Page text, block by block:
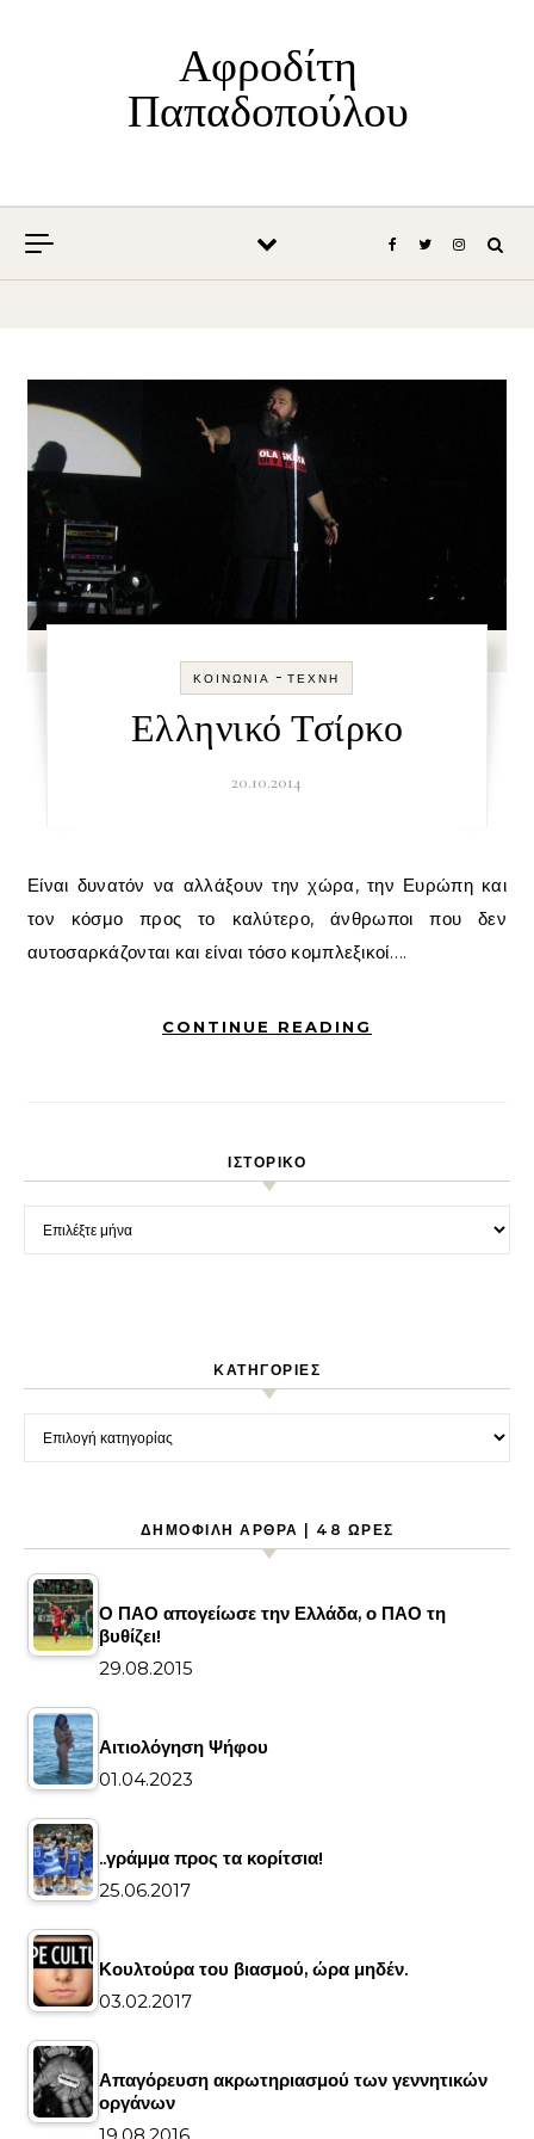
Αφροδίτη
Παπαδοπούλου
ΚΟΙΝΩΝΊΑ -ΤΈΧΝΗ
Ελληνικό Τσίρκο
20.10.2014
Είναι δυνατόν να αλλάξουν την χώρα, την Ευρώπη και
τον κόσμο προς το καλύτερο, άνθρωποι που δεν
αυτοσαρκάζονται και είναι τόσο κομπλεξικοί….
CONTINUE READING
ΙΣΤΟΡΙΚΌ
Ιστορικό
KΑΤΗΓΟΡΊΕΣ
Kατηγορίες
ΔΗΜΟΦΙΛΉ ΆΡΘΡΑ | 48 ΏΡΕΣ
Ο ΠΑΟ απογείωσε την Ελλάδα, ο ΠΑΟ τη
βυθίζει!
29.08.2015
Αιτιολόγηση Ψήφου
01.04.2023
..γράμμα προς τα κορίτσια!
25.06.2017
Κουλτούρα του βιασμού, ώρα μηδέν.
03.02.2017
Απαγόρευση ακρωτηριασμού των γεννητικών
οργάνων